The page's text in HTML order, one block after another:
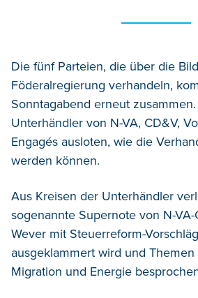
Die fünf Parteien, die über die
Föderalregierung verhandeln,
Sonntagabend erneut zusammen.
Unterhändler von N-VA, CD&V,
Engagés ausloten, wie die
werden können.
Aus Kreisen der Unterhändler
sogenannte Supernote von N-
Wever mit Steuerreform-
ausgeklammert wird und
Migration und Energie